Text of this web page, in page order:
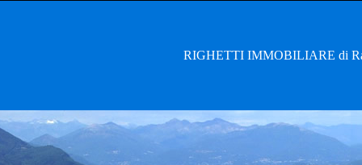
RIGHETTI IMMOBILIARE di